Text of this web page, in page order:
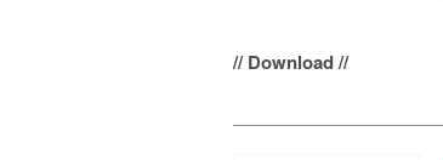
// Download //